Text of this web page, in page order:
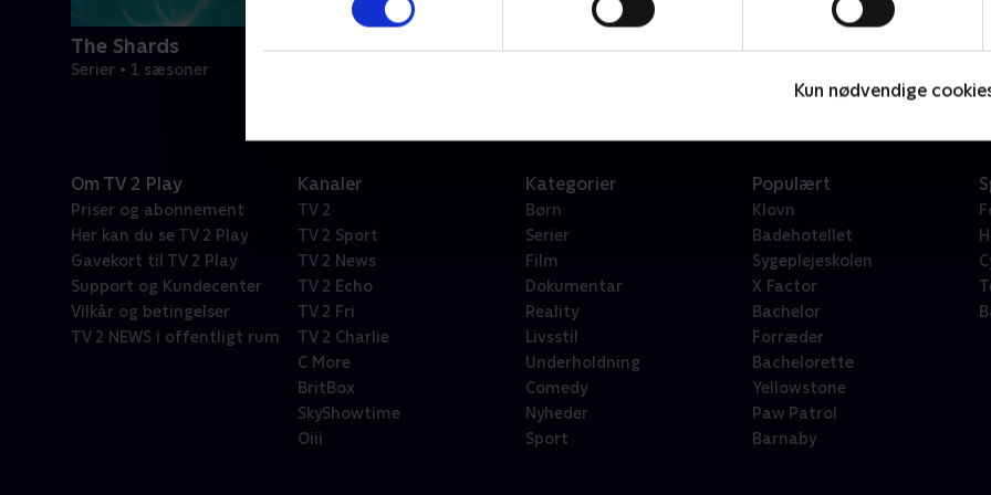
Kun nødvendige
The Shards
Serier • 1 sæsoner
Om TV 2 Play
Priser og abonnement
Her kan du se TV 2 Play
Gavekort til TV 2 Play
Support og Kundecenter
Vilkår og betingelser
TV 2 NEWS i offentligt rum
Kanaler
TV 2
TV 2 Sport
TV 2 News
TV 2 Echo
TV 2 Fri
TV 2 Charlie
C More
BritBox
SkyShowtime
Oiii
Kategorier
Børn
Serier
Film
Dokumentar
Reality
Livsstil
Underholdning
Comedy
Nyheder
Sport
Populært
Klovn
Badehotellet
Sygeplejeskolen
X Factor
Bachelor
Forræder
Bachelorette
Yellowstone
Paw Patrol
Barnaby